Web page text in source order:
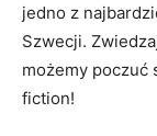
jedno z
‌Szwecji.
⁤możemy poczuć‌
fiction!